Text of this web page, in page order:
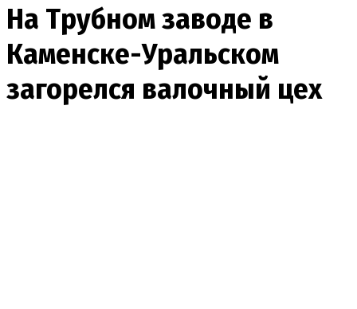
На Трубном заводе в
Каменске-Уральском
загорелся валочный цех